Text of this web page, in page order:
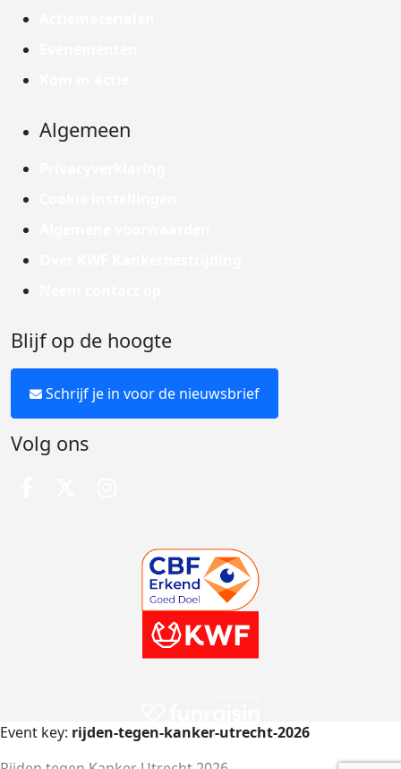
Algemeen
Blijf op de hoogte
Schrijf je in voor de nieuwsbrief
Volg ons
Event key: rijden-tegen-kanker-utrecht-2026